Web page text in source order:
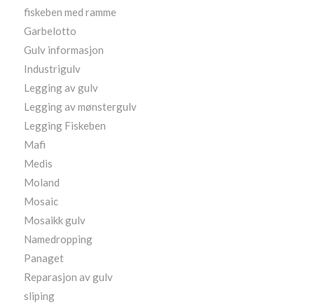
fiskeben med ramme
Garbelotto
Gulv informasjon
Industrigulv
Legging av gulv
Legging av mønstergulv
Legging Fiskeben
Mafi
Medis
Moland
Mosaic
Mosaikk gulv
Namedropping
Panaget
Reparasjon av gulv
sliping